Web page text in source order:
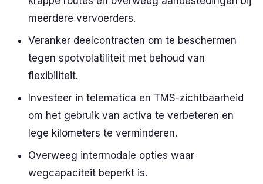
meerdere vervoerders.
Veranker deelcontracten om te beschermen
tegen spotvolatiliteit met behoud van
flexibiliteit.
Investeer in telematica en TMS-zichtbaarheid
om het gebruik van activa te verbeteren en
lege kilometers te verminderen.
Overweeg intermodale opties waar
wegcapaciteit beperkt is.